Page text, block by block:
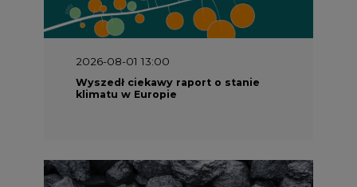
2026-07-09 10:30
Opublikowano bilans zasobów złóż
kopalin w Polsce według stanu na 31
grudnia 2025 r.